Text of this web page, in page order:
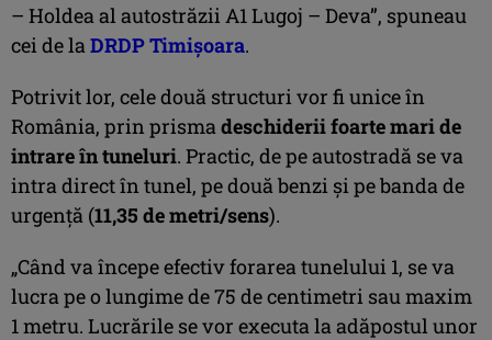
– Holdea al autostrăzii A1 Lugoj – Deva”, spuneau
cei de laDRDP Timișoara.
Potrivit lor, cele două structuri vor fi unice în
România, prin prismadeschiderii foarte mari de
intrare în tuneluri. Practic, de pe autostradă se va
intra direct în tunel, pe două benzi și pe banda de
urgență (11,35 de metri/sens).
„Când va începe efectiv forarea tunelului 1, se va
lucra pe o lungime de 75 de centimetri sau maxim
1 metru. Lucrările se vor executa la adăpostul unor